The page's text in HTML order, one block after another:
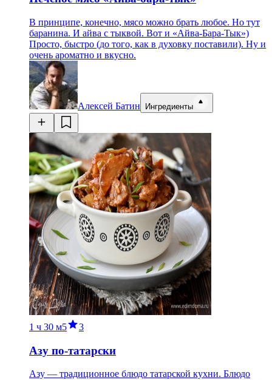
В принципе, конечно, мясо можно брать любое. Но тут
баранина. И айва с тыквой. Вот и «Айва-Бара-Тык»)
Просто, быстро (до того, как в духовку поставили). Ну и
очень ароматно и вкусно.
Алексей Батин Ингредиенты
1 ч 30 м5 3
Азу по-татарски
Азу — традиционное блюдо татарской кухни. Блюдо